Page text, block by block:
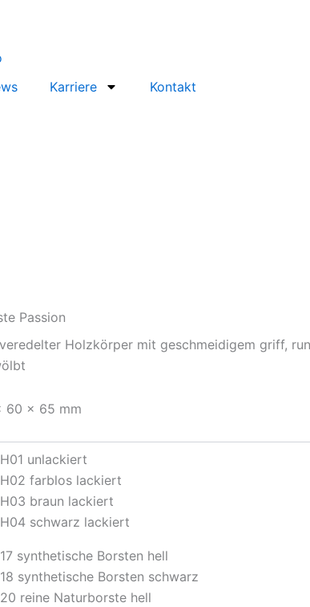
Karriere Kontakt
Passion
Holzkörper mit geschmeidigem griff,
60 x 65 mm
unlackiert
farblos lackiert
braun lackiert
schwarz lackiert
synthetische Borsten hell
synthetische Borsten schwarz
reine Naturborste hell